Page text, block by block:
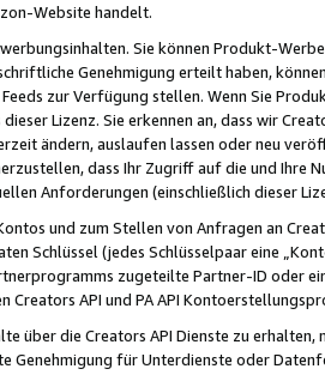
Website handelt.
Sie können Produkt-
Genehmigung erteilt haben,
zur Verfügung stellen. Wenn Sie
Lizenz. Sie erkennen an, dass wir
ändern, auslaufen lassen oder neu
dass Ihr Zugriff auf die und Ihre
Anforderungen (einschließlich dieser
und zum Stellen von Anfragen an
Schlüssel (jedes Schlüsselpaar eine
zugeteilte Partner-ID oder
Creators API und PA API
über die Creators API Dienste zu
Genehmigung für Unterdienste oder